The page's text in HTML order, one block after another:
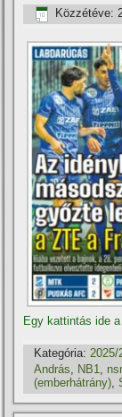
Közzétéve:
Egy kattintás ide
Kategória: 2025/
András, NB1,
(emberhátrány),